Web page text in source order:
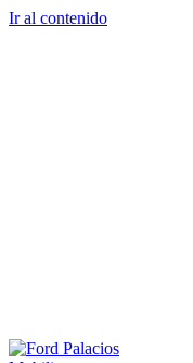
Ir al contenido